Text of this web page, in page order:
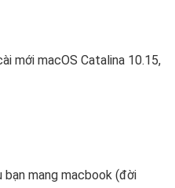
mới macOS Catalina 10.15,
bạn mang macbook (đời